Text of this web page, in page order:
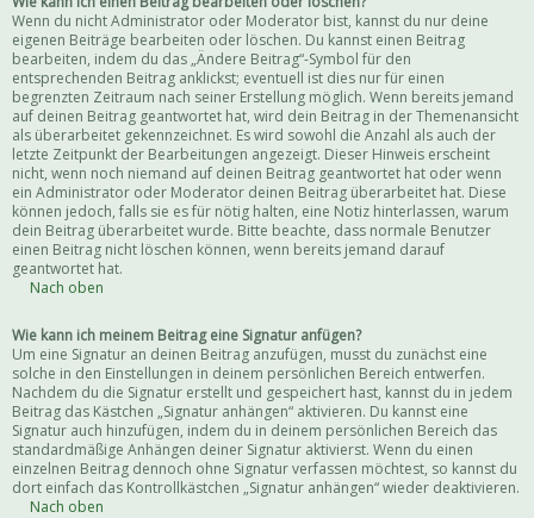
Wenn du nicht Administrator oder Moderator bist, kannst du nur deine
eigenen Beiträge bearbeiten oder löschen. Du kannst einen Beitrag
bearbeiten, indem du das „Ändere Beitrag“-Symbol für den
entsprechenden Beitrag anklickst; eventuell ist dies nur für einen
begrenzten Zeitraum nach seiner Erstellung möglich. Wenn bereits jemand
auf deinen Beitrag geantwortet hat, wird dein Beitrag in der Themenansicht
als überarbeitet gekennzeichnet. Es wird sowohl die Anzahl als auch der
letzte Zeitpunkt der Bearbeitungen angezeigt. Dieser Hinweis erscheint
nicht, wenn noch niemand auf deinen Beitrag geantwortet hat oder wenn
ein Administrator oder Moderator deinen Beitrag überarbeitet hat. Diese
können jedoch, falls sie es für nötig halten, eine Notiz hinterlassen, warum
dein Beitrag überarbeitet wurde. Bitte beachte, dass normale Benutzer
einen Beitrag nicht löschen können, wenn bereits jemand darauf
geantwortet hat.
Nach oben
Wie kann ich meinem Beitrag eine Signatur anfügen?
Um eine Signatur an deinen Beitrag anzufügen, musst du zunächst eine
solche in den Einstellungen in deinem persönlichen Bereich entwerfen.
Nachdem du die Signatur erstellt und gespeichert hast, kannst du in jedem
Beitrag das Kästchen „Signatur anhängen“ aktivieren. Du kannst eine
Signatur auch hinzufügen, indem du in deinem persönlichen Bereich das
standardmäßige Anhängen deiner Signatur aktivierst. Wenn du einen
einzelnen Beitrag dennoch ohne Signatur verfassen möchtest, so kannst du
dort einfach das Kontrollkästchen „Signatur anhängen“ wieder deaktivieren.
Nach oben